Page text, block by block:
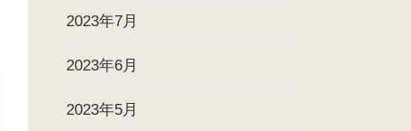
2023年7月
2023年6月
2023年5月